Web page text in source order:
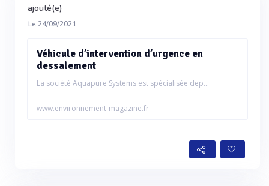
ajouté(e)
Le 24/09/2021
Véhicule d’intervention d’urgence en
dessalement
La société Aquapure Systems est spécialisée dep...
www.environnement-magazine.fr